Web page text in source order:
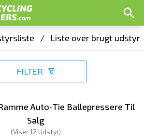
/ Liste over brugt udstyr
FILTER
Auto-Tie Ballepressere Til
Salg
(Viser12 Udstyr)